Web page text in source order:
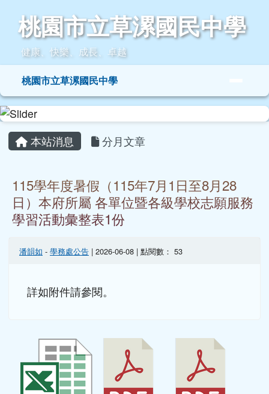
桃園市立草漯國民中學
桃園市立草漯國民中學
健康、快樂、成長、卓越
導覽列桃園市立草漯國民中學
主內容區域
本站消息 分月文章
115學年度暑假（115年7月1日至8月28
日）本府所屬 各單位暨各級學校志願服務
學習活動彙整表1份
潘韻如 - 學務處公告 | 2026-06-08 | 點閱數： 53
詳如附件請參閱。
頁尾區域